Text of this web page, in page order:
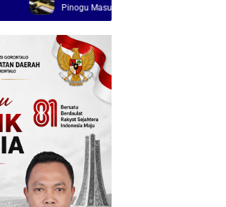
Pinogu Masuk Anggaran 2027